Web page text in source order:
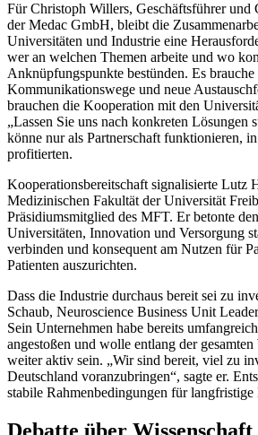
Für Christoph Willers, Geschäftsführer und
der Medac GmbH, bleibt die
Universitäten und Industrie eine
wer an welchen Themen arbeite und wo
Anknüpfungspunkte bestünden. Es brauche
Kommunikationswege und neue
brauchen die Kooperation mit den
„Lassen Sie uns nach konkreten Lösungen
könne nur als Partnerschaft funktionieren,
profitierten.
Kooperationsbereitschaft signalisierte Lutz
Medizinischen Fakultät der Universität
Präsidiumsmitglied des MFT. Er betonte
Universitäten, Innovation und Versorgung
verbinden und konsequent am Nutzen für
Patienten auszurichten.
Dass die Industrie durchaus bereit sei zu
Schaub, Neuroscience Business Unit
Sein Unternehmen habe bereits
angestoßen und wolle entlang der
weiter aktiv sein. „Wir sind bereit, viel zu
Deutschland voranzubringen“, sagte er.
stabile Rahmenbedingungen für langfristige